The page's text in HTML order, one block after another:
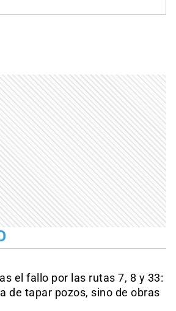
el fallo por las rutas 7, 8 y 33:
de tapar pozos, sino de obras